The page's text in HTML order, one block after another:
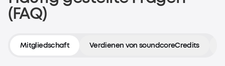
(FAQ)
Mitgliedschaft Verdienen von soundcoreCredits